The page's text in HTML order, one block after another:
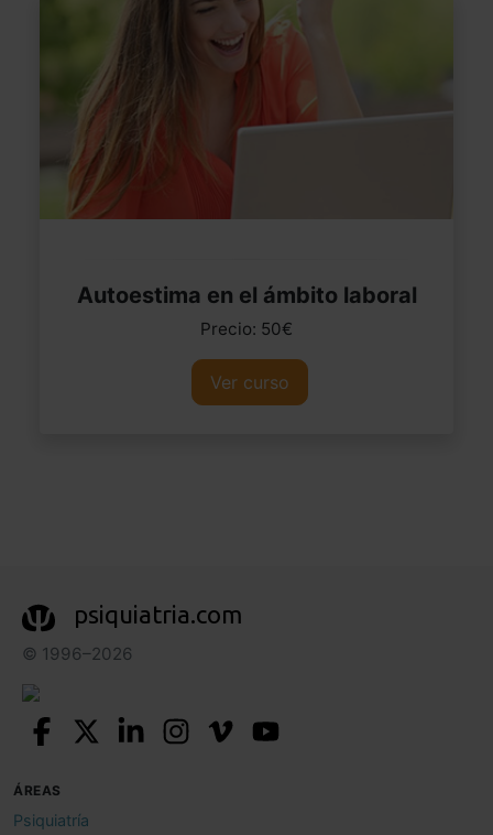
Autoestima en el ámbito laboral
Precio: 50€
Ver curso
psiquiatria.com
© 1996–2026
ÁREAS
Psiquiatría